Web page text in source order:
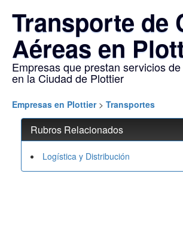
Transporte de
Aéreas en
Empresas que prestan servicios
en la Ciudad de Plottier
Empresas en Plottier> Transportes
Rubros Relacionados
Logística y Distribución